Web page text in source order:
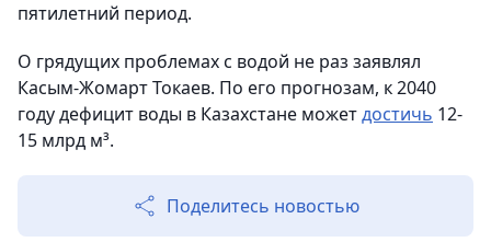
пятилетний период.
О грядущих проблемах с водой не раз заявлял
Касым-Жомарт Токаев. По его прогнозам, к 2040
году дефицит воды в Казахстане можетдостичь 12-
15 млрд м³.
Поделитесь новостью